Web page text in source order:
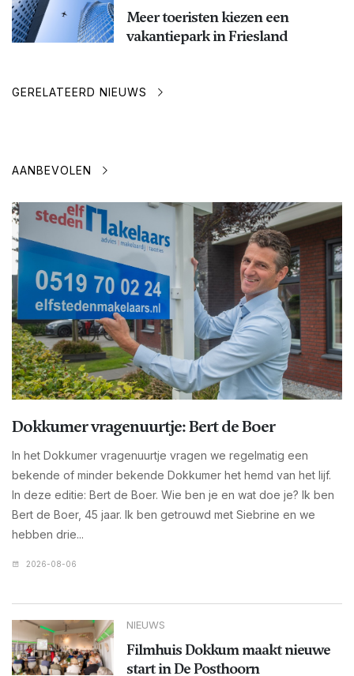
Meer toeristen kiezen een
vakantiepark in Friesland
GERELATEERD NIEUWS
AANBEVOLEN
Dokkumer vragenuurtje: Bert de Boer
In het Dokkumer vragenuurtje vragen we regelmatig een
bekende of minder bekende Dokkumer het hemd van het lijf.
In deze editie: Bert de Boer. Wie ben je en wat doe je? Ik ben
Bert de Boer, 45 jaar. Ik ben getrouwd met Siebrine en we
hebben drie...
2026-08-06
NIEUWS
Filmhuis Dokkum maakt nieuwe
start in De Posthoorn